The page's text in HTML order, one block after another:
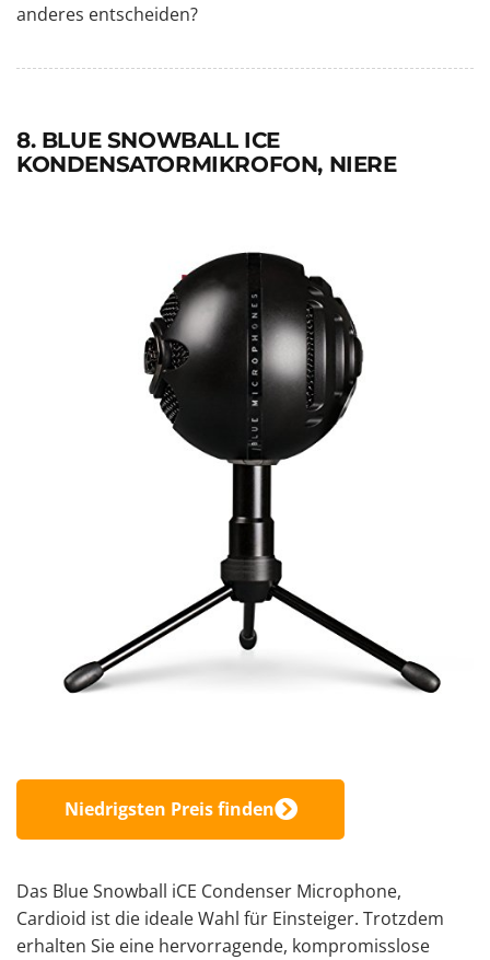
anderes entscheiden?
8. BLUE SNOWBALL ICE
KONDENSATORMIKROFON, NIERE
Niedrigsten Preis finden
Das Blue Snowball iCE Condenser Microphone,
Cardioid ist die ideale Wahl für Einsteiger. Trotzdem
erhalten Sie eine hervorragende, kompromisslose